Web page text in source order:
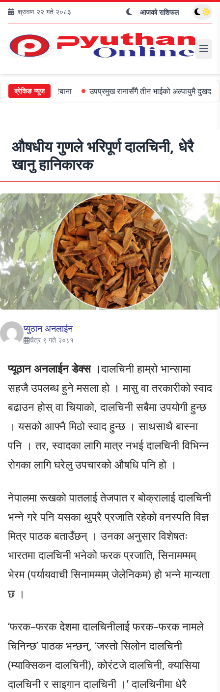
श्रावण २२ गते २०८३ आजको राशिफल
ब्रेकिङ न्यूज
जरिबाना उपप्रमुख रानासँगै तीन भाईको अल्पायुमै दुखद निधन
औषधीय गुणले भरिपूर्ण दालचिनी, धेरै
खानु हानिकारक
प्युठान अनलाईन
चैत्र ९ गते २०८१
प्यूठान अनलाईन डेक्स ।दालचिनी हाम्रो भान्सामा
सहजै उपलब्ध हुने मसला हो । मासु वा तरकारीको स्वाद
बढाउन होस् वा चियाको, दालचिनी सबैमा उपयोगी हुन्छ
। यसको आफ्नै मिठो स्वाद हुन्छ । साथसाथै बास्ना
पनि । तर, स्वादका लागि मात्र नभई दालचिनी विभिन्न
रोगका लागि घरेलु उपचारको औषधि पनि हो ।
नेपालमा रूखको पातलाई तेजपात र बोक्रालाई दालचिनी
भन्ने गरे पनि यसका थुप्रै प्रजाति रहेको वनस्पति विज्ञ
मित्र पाठक बताउँछन् । उनका अनुसार विशेषतः
भारतमा दालचिनी भनेको फरक प्रजाति, सिनामम्मम्
भेरम (पर्यायवाची सिनामम्मम् जेलेनिकम) हो भन्ने मान्यता
छ ।
‘फरक–फरक देशमा दालचिनीलाई फरक–फरक नामले
चिनिन्छ’ पाठक भन्छन्, ‘जस्तो सिलोन दालचिनी
(म्याक्सिकन दालचिनी), कोरंटजे दालचिनी, क्यासिया
दालचिनी र साइगान दालचिनी ।’ दालचिनीमा धेरै